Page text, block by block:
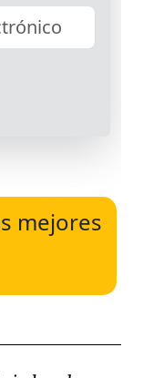
mejores